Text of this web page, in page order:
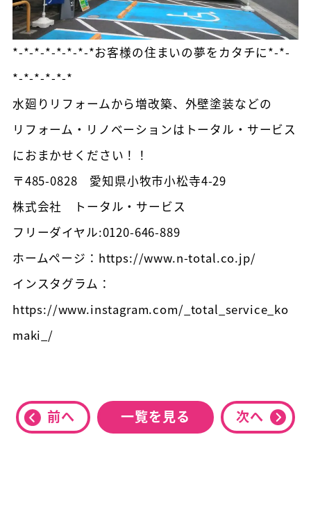
*-*-*-*-*-*-*-*お客様の住まいの夢をカタチに*-*-
*-*-*-*-*-*
水廻りリフォームから増改築、外壁塗装などの
リフォーム・リノベーションはトータル・サービス
におまかせください！！
〒485-0828 愛知県小牧市小松寺4-29
株式会社 トータル・サービス
フリーダイヤル:0120-646-889
ホームページ：https://www.n-total.co.jp/
インスタグラム：
https://www.instagram.com/_total_service_ko
maki_/
前へ 一覧を見る 次へ